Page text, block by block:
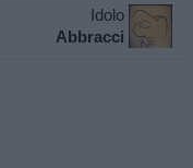
Idolo
Abbracci